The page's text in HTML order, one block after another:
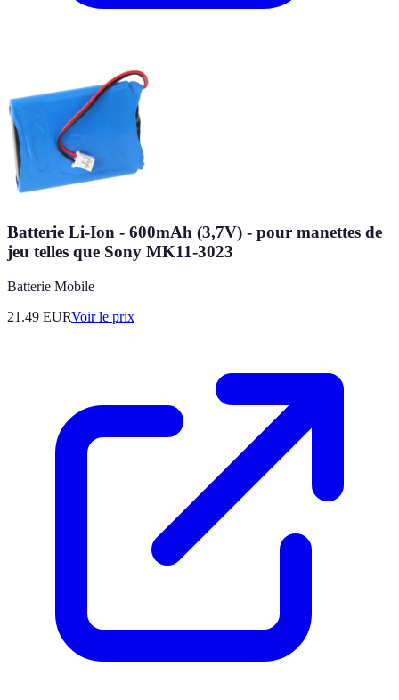
Batterie Li-Ion - 600mAh (3,7V) - pour manettes de
jeu telles que Sony MK11-3023
Batterie Mobile
21.49 EURVoir le prix